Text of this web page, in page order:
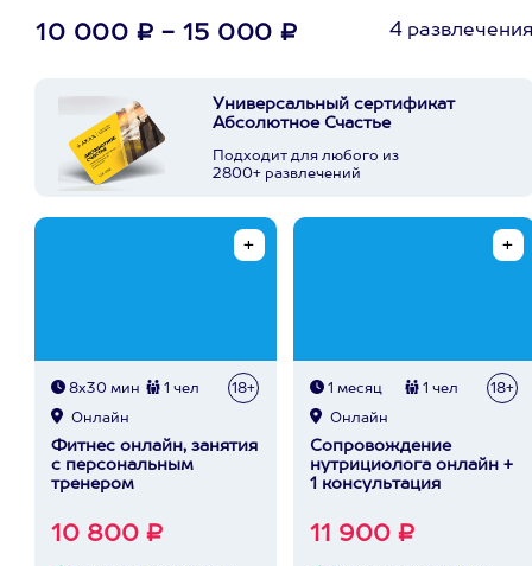
10 000 ₽ - 15 000 ₽ 4
Универсальный сертификат
Абсолютное Счастье
Подходит для любого из
2800+ развлечений
8х30 мин 1 чел 18+
Онлайн
Фитнес онлайн, занятия
с персональным
тренером
10 800 ₽
1 месяц 1 чел 18+
Онлайн
Сопровождение
нутрициолога онлайн +
1 консультация
11 900 ₽